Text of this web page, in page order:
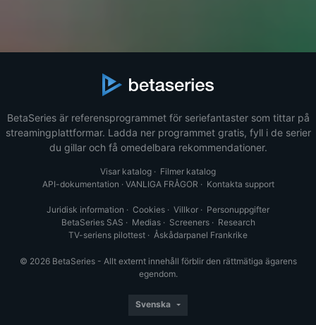
BetaSeries är referensprogrammet för seriefantaster som tittar på
streamingplattformar. Ladda ner programmet gratis, fyll i de serier
du gillar och få omedelbara rekommendationer.
Visar katalog · Filmer katalog
API-dokumentation · VANLIGA FRÅGOR · Kontakta support
Juridisk information · Cookies · Villkor · Personuppgifter
BetaSeries SAS · Medias· Screeners· Research
TV-seriens pilottest · Åskådarpanel Frankrike
© 2026 BetaSeries - Allt externt innehåll förblir den rättmätiga ägarens
egendom.
Svenska